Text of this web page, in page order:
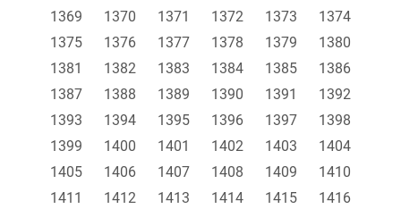
1369
1370 1371 1372 1373
1374
1375
1376 1377 1378 1379
1380
1381
1382 1383 1384 1385
1386
1387
1388 1389 1390 1391
1392
1393
1394 1395 1396 1397
1398
1399
1400 1401 1402 1403
1404
1405
1406 1407 1408 1409
1410
1411
1412 1413 1414 1415
1416